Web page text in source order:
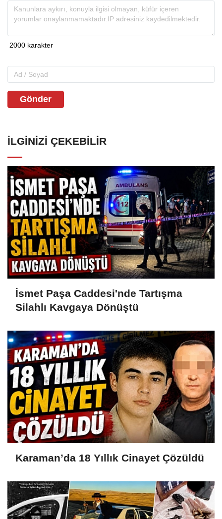
Gönder
İLGINIZI ÇEKEBILIR
İsmet Paşa Caddesi'nde Tartışma
Silahlı Kavgaya Dönüştü
Karaman’da 18 Yıllık Cinayet Çözüldü